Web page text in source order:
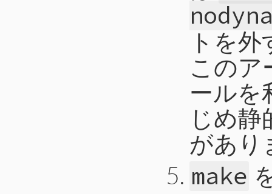
トを
このア
ールを
じめ
があり
make